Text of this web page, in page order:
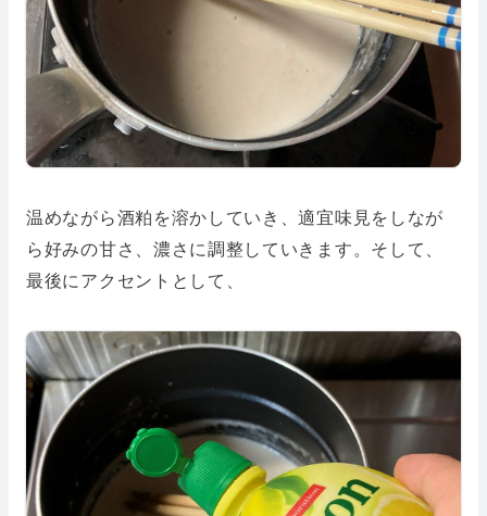
温めながら酒粕を溶かしていき、適宜味見をしなが
ら好みの甘さ、濃さに調整していきます。そして、
最後にアクセントとして、